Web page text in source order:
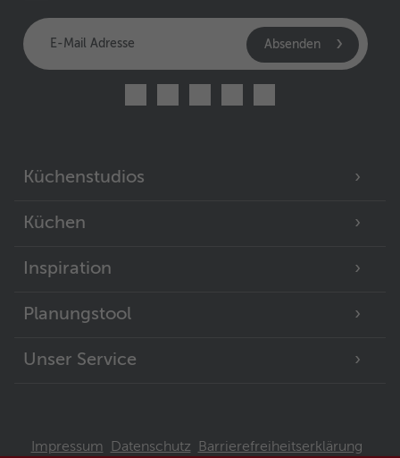
Absenden
Küchen
Inspiration
Planungstool
Unser Service
Küchenstudios
Impressum Datenschutz Barrierefreiheitserklärung